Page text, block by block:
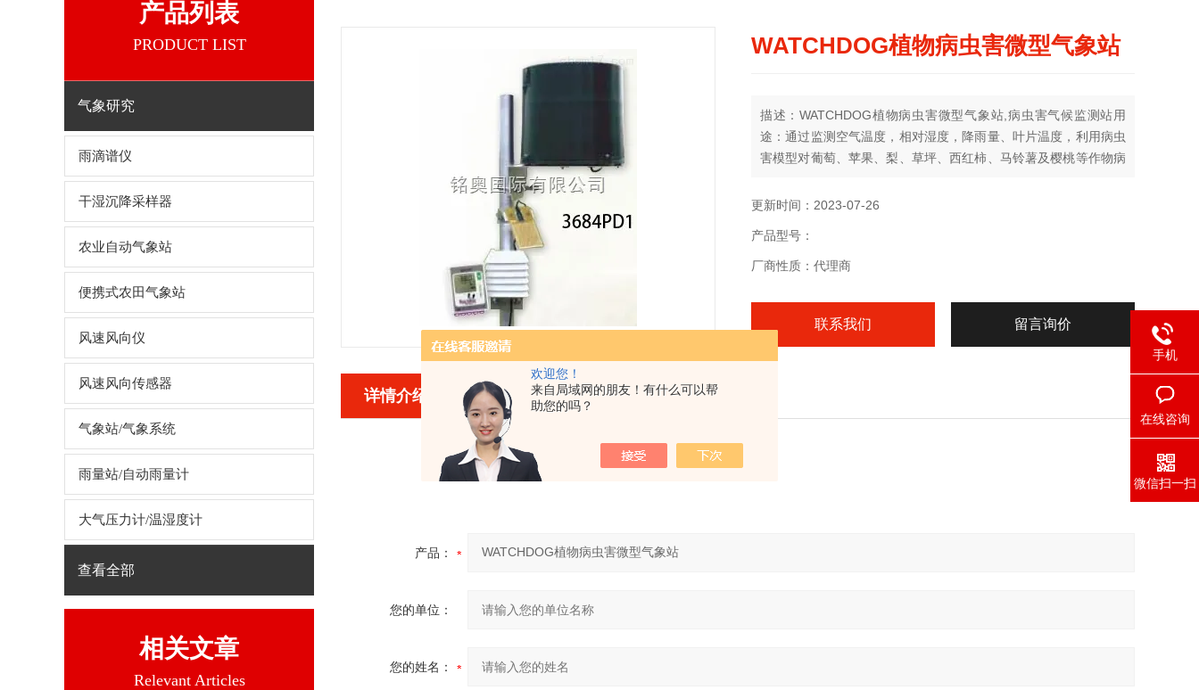
欢迎您！
来自局域网的朋友！有什么可以帮
助您的吗？
产品列表
PRODUCT LIST
气象研究
雨滴谱仪
干湿沉降采样器
农业自动气象站
便携式农田气象站
风速风向仪
风速风向传感器
气象站/气象系统
雨量站/自动雨量计
大气压力计/温湿度计
查看全部
相关文章
Relevant Articles
WATCHDOG植物病虫害微型气象站
描述：WATCHDOG植物病虫害微型气象站,病虫害气候监测站用
途：通过监测空气温度，相对湿度，降雨量、叶片温度，利用病虫
害模型对葡萄、苹果、梨、草坪、西红柿、马铃薯及樱桃等作物病
虫害治理方法，节省用药量、减少环境污染。
更新时间：2023-07-26
产品型号：
厂商性质：代理商
联系我们 留言询价
详情介绍
产品：
您的单位：
您的姓名：
手机
在线咨询
微信扫一扫